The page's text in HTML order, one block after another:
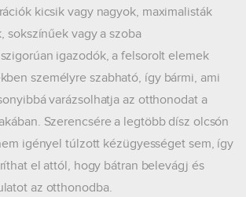
kicsik vagy nagyok, maximalisták
sokszínűek vagy a szoba
igazodók, a felsorolt elemek
személyre szabható, így bármi, ami
varázsolhatja az otthonodat a
Szerencsére a legtöbb dísz olcsón
igényel túlzott kézügyességet sem, így
el attól, hogy bátran belevágj és
az otthonodba.